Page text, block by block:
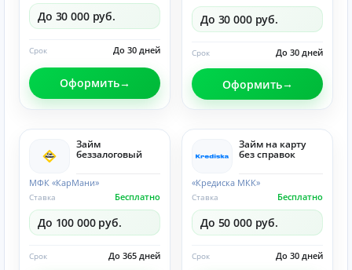
До 30 000 руб.
До 30 дней
Срок
Оформить
До 30 000 руб.
До 30 дней
Срок
Оформить
Займ
беззалоговый
МФК «КарМани»
Бесплатно
Ставка
До 100 000 руб.
До 365 дней
Срок
Займ на карту
без справок
«Кредиска МКК»
Бесплатно
Ставка
До 50 000 руб.
До 30 дней
Срок